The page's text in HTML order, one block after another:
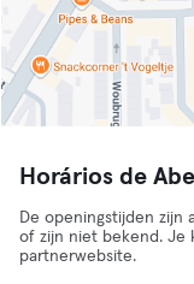
Horários de
De openingstijden zijn
of zijn niet bekend. Je
partnerwebsite.